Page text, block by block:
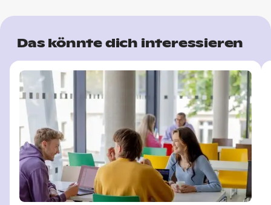
Das könnte dich interessieren